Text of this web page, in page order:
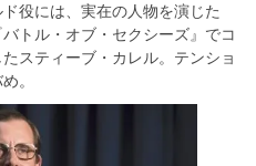
役には、実在の人物を演じた
トル・オブ・セクシーズ』でコ
スティーブ・カレル。テンショ
。